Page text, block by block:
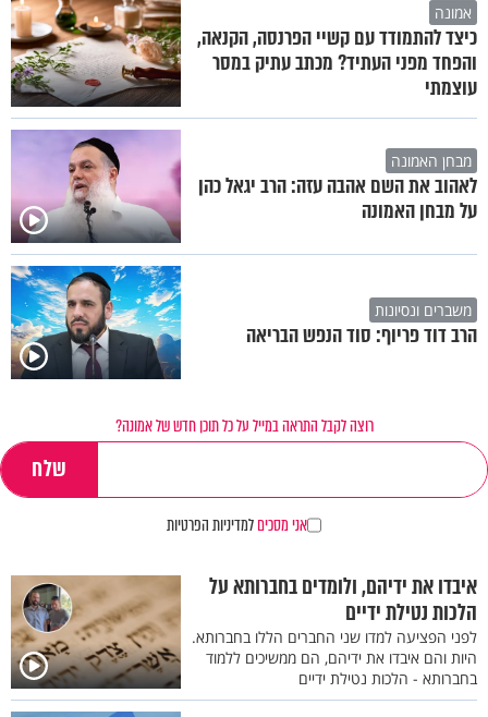
אמונה
כיצד להתמודד עם קשיי הפרנסה, הקנאה,
והפחד מפני העתיד? מכתב עתיק במסר
עוצמתי
מבחן האמונה
לאהוב את השם אהבה עזה: הרב יגאל כהן
על מבחן האמונה
משברים ונסיונות
הרב דוד פריוף: סוד הנפש הבריאה
רוצה לקבל התראה במייל על כל תוכן חדש של אמונה?
אני מסכיםלמדיניות הפרטיות
איבדו את ידיהם, ולומדים בחברותא על
הלכות נטילת ידיים
לפני הפציעה למדו שני החברים הללו בחברותא.
היות והם איבדו את ידיהם, הם ממשיכים ללמוד
בחברותא - הלכות נטילת ידיים